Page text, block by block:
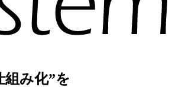
組み化”を